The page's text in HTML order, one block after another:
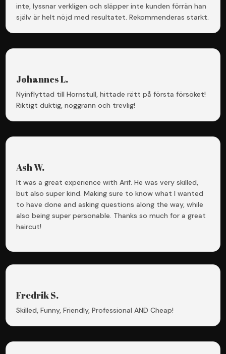
inte, lyssnar verkligen och släpper inte kunden förrän han
själv är helt nöjd med resultatet. Rekommenderas starkt.
Johannes L.
Nyinflyttad till Hornstull, hittade rätt på första försöket!
Riktigt duktig, noggrann och trevlig!
Ash W.
It was a great experience with Arif. He was very skilled,
but also super kind. Making sure to know what I wanted
to have done and asking questions along the way, while
also being super personable. Thanks so much for a great
haircut!
Fredrik S.
Skilled, Funny, Friendly, Professional AND Cheap!